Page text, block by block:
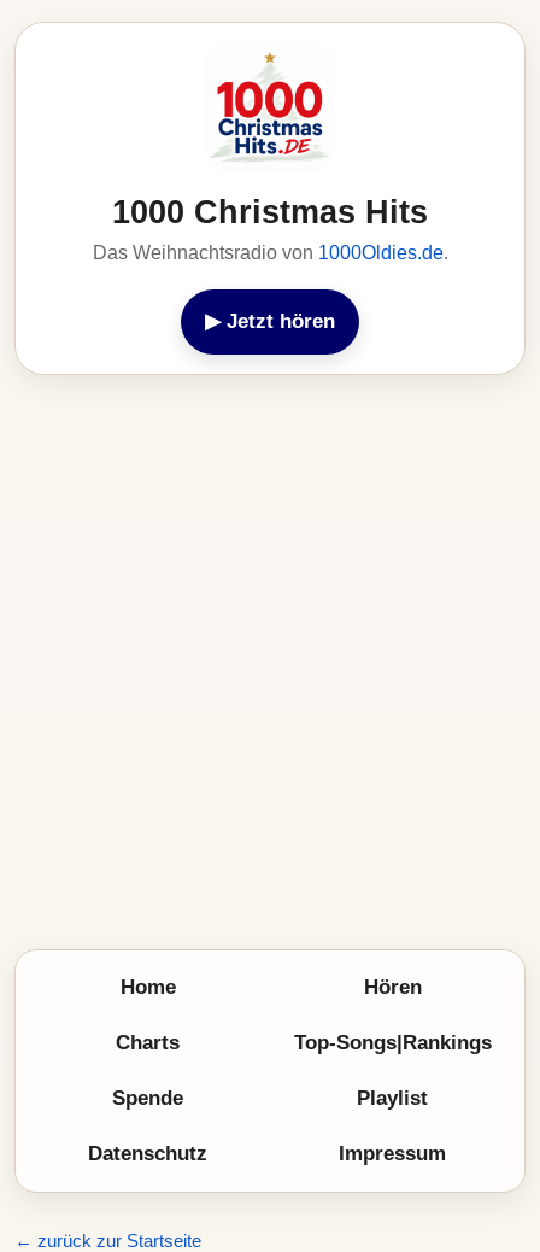
1000 Christmas Hits
Das Weihnachtsradio von 1000Oldies.de.
▶ Jetzt hören
Home Hören
Charts Top-Songs|Rankings
Spende Playlist
Datenschutz Impressum
← zurück zur Startseite